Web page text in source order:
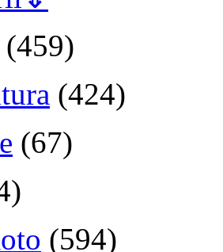
(459)
(424)
(67)
(594)